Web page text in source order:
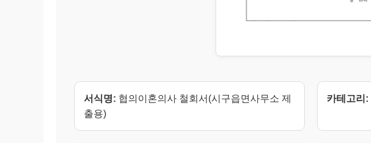
서식명: 협의이혼의사 철회서(시구읍면사무소 제
출용)
카테고리: